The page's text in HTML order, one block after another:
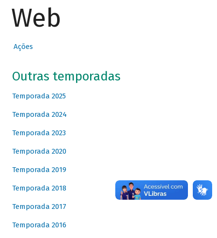
Web
Ações
Outras temporadas
Temporada 2025
Temporada 2024
Temporada 2023
Temporada 2020
Temporada 2019
Temporada 2018
Temporada 2017
Temporada 2016